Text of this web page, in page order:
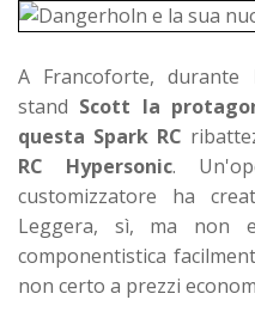
A Francoforte, durante
stand Scott la
questa Spark RC
RC Hypersonic.
customizzatore ha
Leggera, sì, ma non
componentistica
non certo a prezzi